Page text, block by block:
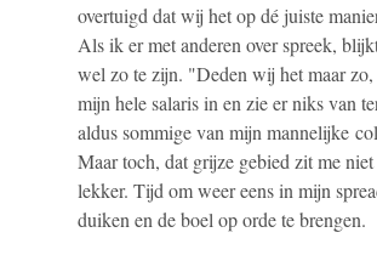
overtuigd dat wij het op dé juiste
Als ik er met anderen over spreek,
wel zo te zijn. "Deden wij het maar
mijn hele salaris in en zie er niks van
aldus sommige van mijn mannelijke
Maar toch, dat grijze gebied zit me niet
lekker. Tijd om weer eens in mijn
duiken en de boel op orde te brengen.